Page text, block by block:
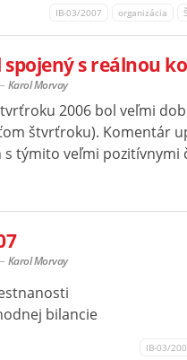
IB-03/2007 organizácia
spojený s reálnou
Karol Morvay
2006 bol veľmi
štvrťroku). Komentár
týmito veľmi pozitívnymi
Karol Morvay
bilancie
IB-03/